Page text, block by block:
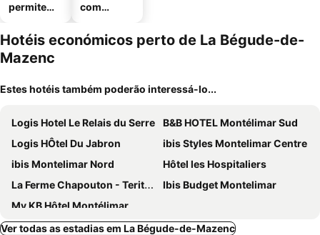
permitem
com
mento
Hotéis económicos perto de La Bégude-de-
Mazenc
Estes hotéis também poderão interessá-lo...
Logis Hotel Le Relais du Serre
B&B HOTEL Montélimar Sud
Logis HÔtel Du Jabron
ibis Styles Montelimar Centre
ibis Montelimar Nord
Hôtel les Hospitaliers
La Ferme Chapouton - Teritoria
Ibis Budget Montelimar
My KB Hôtel Montélimar
Ver todas as estadias em La Bégude-de-Mazenc